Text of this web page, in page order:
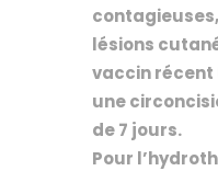
lésions
vaccin récent
une
de 7 jours.
Pour